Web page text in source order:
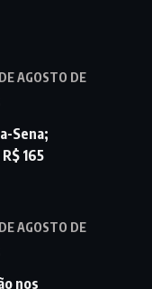
AGOSTO DE
Sena;
165
AGOSTO DE
nos